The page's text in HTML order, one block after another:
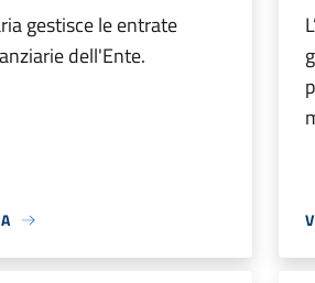
gestisce le entrate
dell'Ente.